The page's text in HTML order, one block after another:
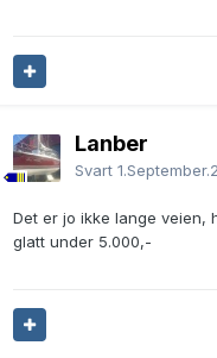
Lanber
Svart
Det er jo ikke lange veien,
glatt under 5.000,-